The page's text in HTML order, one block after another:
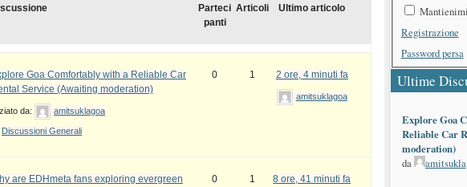
Parteci
panti
Articoli Ultimo articolo
Goa Comfortably with a Reliable Car
Service (Awaiting moderation)
da: amitsuklagoa
Discussioni Generali
0 1 2 ore, 4 minuti fa
amitsuklagoa
are EDHmeta fans exploring evergreen
0 1 8 ore, 41 minuti fa
Registrazione
Password persa
Ultime
Explore Goa
Reliable Car
moderation)
da